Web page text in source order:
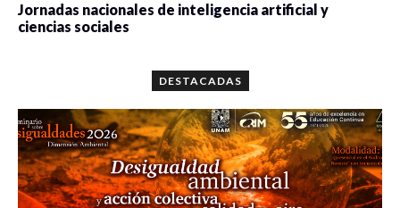
Jornadas nacionales de inteligencia artificial y
ciencias sociales
DESTACADAS